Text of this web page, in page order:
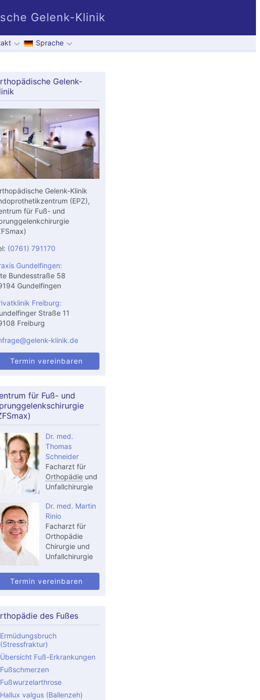
Gelenk-Klinik
Sprache
Gelenk-
Gelenk-Klinik
(EPZ),
für Fuß- und
(0761) 791170
Gundelfingen:
Bundesstraße 58
Gundelfingen
Freiburg:
Straße 11
Freiburg
klinik.de
Termin vereinbaren
für Fuß- und
Dr. med.
Thomas
Schneider
Facharzt für
Orthopädieund
Unfallchirurgie
Dr. med. Martin
Rinio
Facharzt für
Orthopädie
Chirurgie und
Unfallchirurgie
Termin vereinbaren
des Fußes
Ermüdungsbruch
(Stressfraktur)
Übersicht Fuß-Erkrankungen
Fußschmerzen
Fußwurzelarthrose
Hallux valgus (Ballenzeh)